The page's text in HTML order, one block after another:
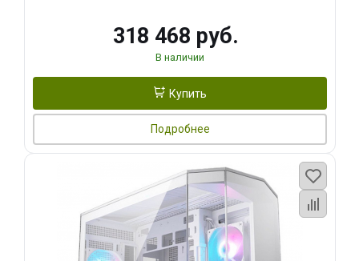
318 468 руб.
В наличии
Купить
Подробнее